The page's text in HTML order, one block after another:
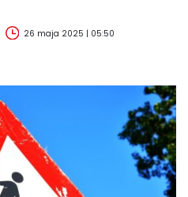
26 maja 2025 | 05:50